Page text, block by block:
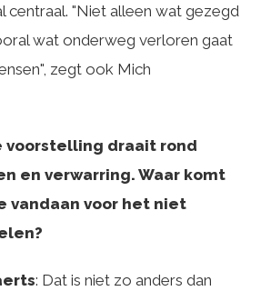
centraal. "Niet alleen wat gezegd
wat onderweg verloren gaat
zegt ook Mich
voorstelling draait rond
en verwarring. Waar komt
vandaan voor het niet
: Dat is niet zo anders dan